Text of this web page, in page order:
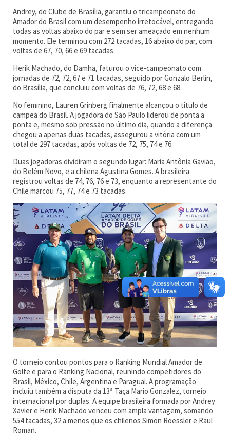
Andrey, do Clube de Brasília, garantiu o tricampeonato do
Amador do Brasil com um desempenho irretocável, entregando
todas as voltas abaixo do par e sem ser ameaçado em nenhum
momento. Ele terminou com 272 tacadas, 16 abaixo do par, com
voltas de 67, 70, 66 e 69 tacadas.
Herik Machado, do Damha, faturou o vice-campeonato com
jornadas de 72, 72, 67 e 71 tacadas, seguido por Gonzalo Berlin,
do Brasília, que concluiu com voltas de 76, 72, 68 e 68.
No feminino, Lauren Grinberg finalmente alcançou o título de
campeã do Brasil. A jogadora do São Paulo liderou de ponta a
ponta e, mesmo sob pressão no último dia, quando a diferença
chegou a apenas duas tacadas, assegurou a vitória com um
total de 297 tacadas, após voltas de 72, 75, 74 e 76.
Duas jogadoras dividiram o segundo lugar: Maria Antônia Gavião,
do Belém Novo, e a chilena Agustina Gomes. A brasileira
registrou voltas de 74, 76, 76 e 73, enquanto a representante do
Chile marcou 75, 77, 74 e 73 tacadas.
O torneio contou pontos para o Ranking Mundial Amador de
Golfe e para o Ranking Nacional, reunindo competidores do
Brasil, México, Chile, Argentina e Paraguai. A programação
incluiu também a disputa da 13ª Taça Mario Gonzalez, torneio
internacional por duplas. A equipe brasileira formada por Andrey
Xavier e Herik Machado venceu com ampla vantagem, somando
554 tacadas, 32 a menos que os chilenos Simon Roessler e Raul
Roman.